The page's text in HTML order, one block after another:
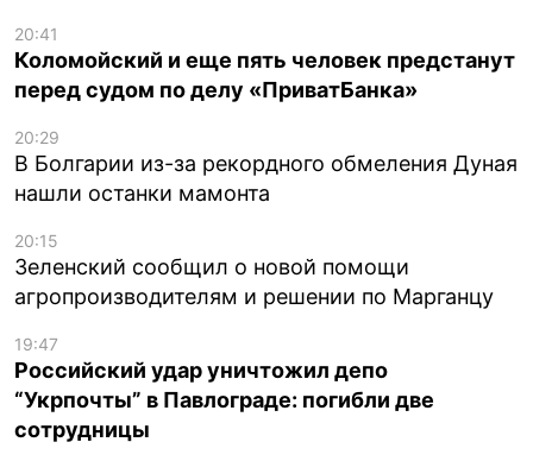
20:41
Коломойский и еще пять человек предстанут
перед судом по делу «ПриватБанка»
20:29
В Болгарии из-за рекордного обмеления Дуная
нашли останки мамонта
20:15
Зеленский сообщил о новой помощи
агропроизводителям и решении по Марганцу
19:47
Российский удар уничтожил депо
“Укрпочты” в Павлограде: погибли две
сотрудницы